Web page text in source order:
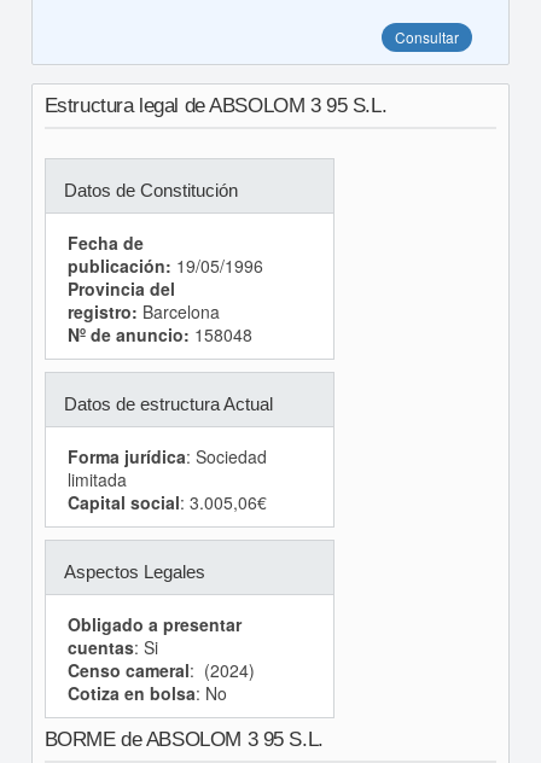
Consultar
Estructura legal de ABSOLOM 3 95 S.L.
Datos de Constitución
Fecha de
publicación: 19/05/1996
Provincia del
registro: Barcelona
Nº de anuncio: 158048
Datos de estructura Actual
Forma jurídica: Sociedad
limitada
Capital social: 3.005,06€
Aspectos Legales
Obligado a presentar
cuentas: Si
Censo cameral: (2024)
Cotiza en bolsa: No
BORME de ABSOLOM 3 95 S.L.